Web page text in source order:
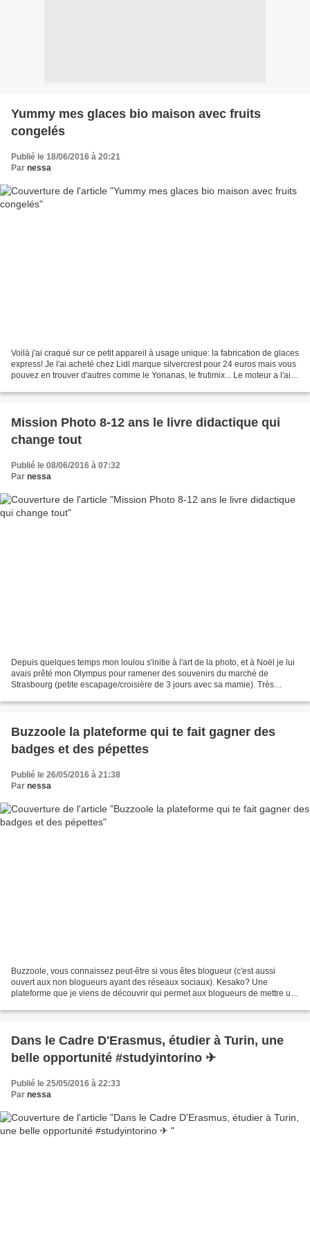
Yummy mes glaces bio maison avec fruits
congelés
Publié le 18/06/2016 à 20:21
Par nessa
Voilà j'ai craqué sur ce petit appareil à usage unique: la fabrication de glaces
express! Je l'ai acheté chez Lidl marque silvercrest pour 24 euros mais vous
pouvez en trouver d'autres comme le Yonanas, le frutimix... Le moteur a l'air
Mission Photo 8-12 ans le livre didactique qui
change tout
Publié le 08/06/2016 à 07:32
Par nessa
Depuis quelques temps mon loulou s'initie à l'art de la photo, et à Noël je lui
avais prêté mon Olympus pour ramener des souvenirs du marché de
Strasbourg (petite escapage/croisière de 3 jours avec sa mamie). Très
Buzzoole la plateforme qui te fait gagner des
badges et des pépettes
Publié le 26/05/2016 à 21:38
Par nessa
Buzzoole, vous connaissez peut-être si vous êtes blogueur (c'est aussi
ouvert aux non blogueurs ayant des réseaux sociaux). Kesako? Une
plateforme que je viens de découvrir qui permet aux blogueurs de mettre un
Dans le Cadre D'Erasmus, étudier à Turin, une
belle opportunité #studyintorino ✈
Publié le 25/05/2016 à 22:33
Par nessa